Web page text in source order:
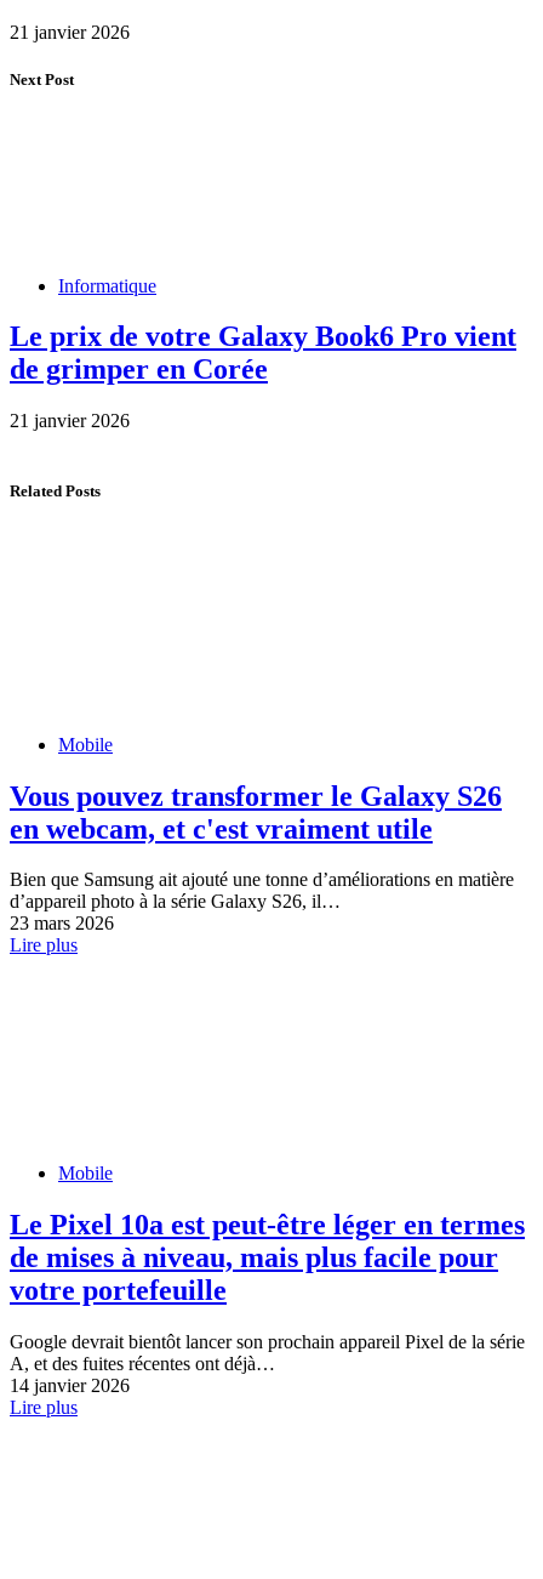
21 janvier 2026
Next Post
Informatique
Le prix de votre Galaxy Book6 Pro vient
de grimper en Corée
21 janvier 2026
Related Posts
Mobile
Vous pouvez transformer le Galaxy S26
en webcam, et c'est vraiment utile
Bien que Samsung ait ajouté une tonne d’améliorations en matière
d’appareil photo à la série Galaxy S26, il…
23 mars 2026
Lire plus
Mobile
Le Pixel 10a est peut-être léger en termes
de mises à niveau, mais plus facile pour
votre portefeuille
Google devrait bientôt lancer son prochain appareil Pixel de la série
A, et des fuites récentes ont déjà…
14 janvier 2026
Lire plus